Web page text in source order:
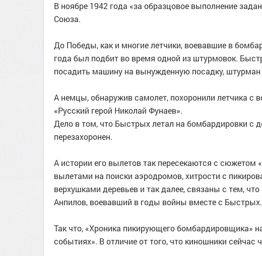
В ноябре 1942 года «за образцовое выполнение
Союза.
До Победы, как и многие летчики, воевавшие в
года был подбит во время одной из штурмовок.
посадить машину на вынужденную посадку,
А немцы, обнаружив самолет, похоронили летчика с
«Русский герой Николай Фунаев».
Дело в том, что Быстрых летал на бомбардировки с
перезахоронен.
А истории его вылетов так пересекаются с
вылетами на поиски аэродромов, хитрости с
верхушками деревьев и так далее, связаны с тем,
Анпилов, воевавший в годы войны вместе с Быстрых.
Так что, «Хроника пикирующего бомбардировщика»
событиях». В отличие от того, что киношники